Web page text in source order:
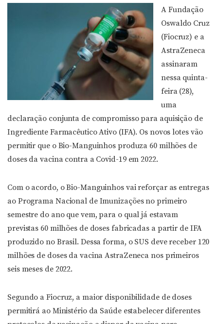
A Fundação
Oswaldo Cruz
(Fiocruz) e a
AstraZeneca
assinaram
nessa quinta-
feira (28),
uma
declaração conjunta de compromisso para aquisição de
Ingrediente Farmacêutico Ativo (IFA). Os novos lotes vão
permitir que o Bio-Manguinhos produza 60 milhões de
doses da vacina contra a Covid-19 em 2022.
Com o acordo, o Bio-Manguinhos vai reforçar as entregas
ao Programa Nacional de Imunizações no primeiro
semestre do ano que vem, para o qual já estavam
previstas 60 milhões de doses fabricadas a partir de IFA
produzido no Brasil. Dessa forma, o SUS deve receber 120
milhões de doses da vacina AstraZeneca nos primeiros
seis meses de 2022.
Segundo a Fiocruz, a maior disponibilidade de doses
permitirá ao Ministério da Saúde estabelecer diferentes